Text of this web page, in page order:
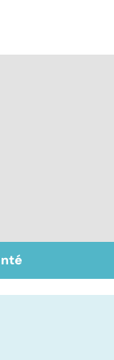
sport à
c'est facile